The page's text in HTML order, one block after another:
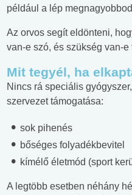
például a lép
Az orvos segít eldönteni,
van-e szó, és szükség van-
Mit tegyél, ha
Nincs rá speciális
szervezet támogatása:
sok pihenés
bőséges folyadékbevitel
kímélő életmód (sport
A legtöbb esetben néhány